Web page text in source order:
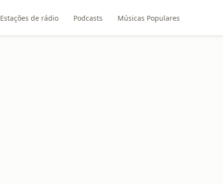
Estações de rádio Podcasts Músicas Populares